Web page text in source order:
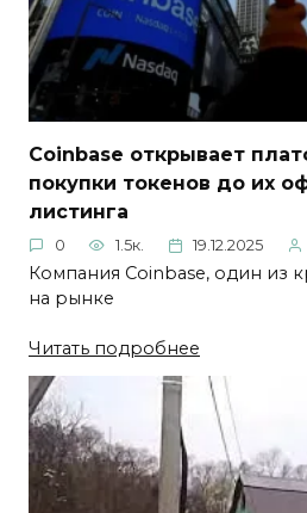
Coinbase открывает
покупки токенов до их
листинга
0 1.5к. 19.12.2025
Компания Coinbase, один из
на рынке
Читать подробнее